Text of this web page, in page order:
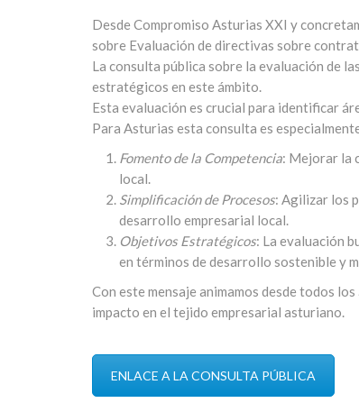
Desde Compromiso Asturias XXI y
sobre Evaluación de directivas sobre
La consulta pública sobre la evaluación de
estratégicos en este ámbito.
Esta evaluación es crucial para identificar
Para Asturias esta consulta es
Fomento de la Competencia: Mejorar la
local.
Simplificación de Procesos: Agilizar los
desarrollo empresarial local.
Objetivos Estratégicos: La evaluación
en términos de desarrollo sostenible y
Con este mensaje animamos desde todos
impacto en el tejido empresarial asturiano.
ENLACE A LA CONSULTA PÚBLICA